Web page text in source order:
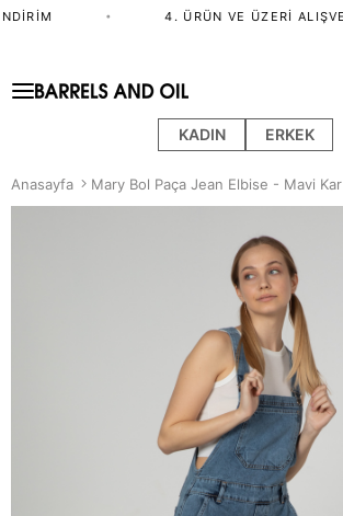
4. ÜRÜN VE ÜZERI
KADIN ERKEK
Anasayfa Mary Bol Paça Jean Elbise - Mavi